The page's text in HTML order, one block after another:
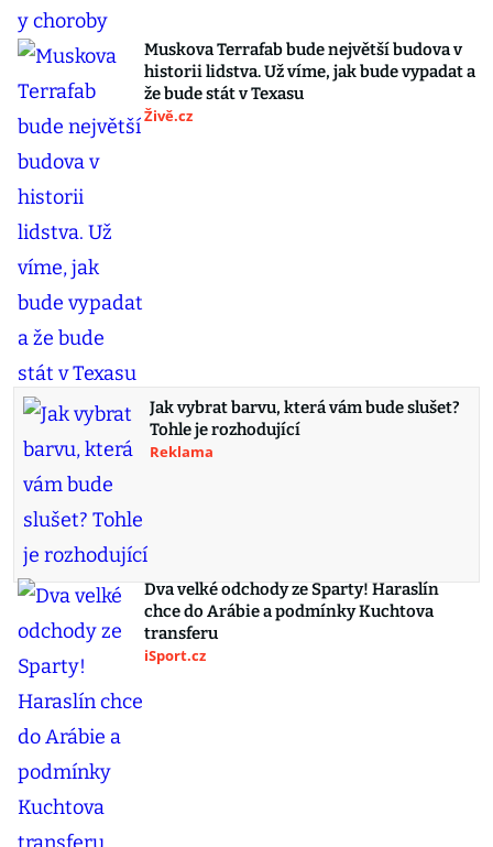
Muskova Terrafab bude největší budova v
historii lidstva. Už víme, jak bude vypadat a
že bude stát v Texasu
Živě.cz
Jak vybrat barvu, která vám bude slušet?
Tohle je rozhodující
Reklama
Dva velké odchody ze Sparty! Haraslín
chce do Arábie a podmínky Kuchtova
transferu
iSport.cz